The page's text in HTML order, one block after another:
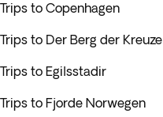
Trips to Copenhagen
Trips to Der Berg der Kreuze
Trips to Egilsstadir
Trips to Fjorde Norwegen